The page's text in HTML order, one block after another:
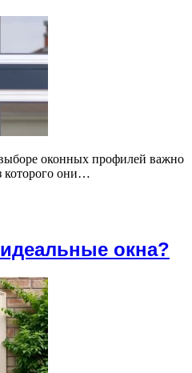
оконных профилей важно
которого они…
окна?